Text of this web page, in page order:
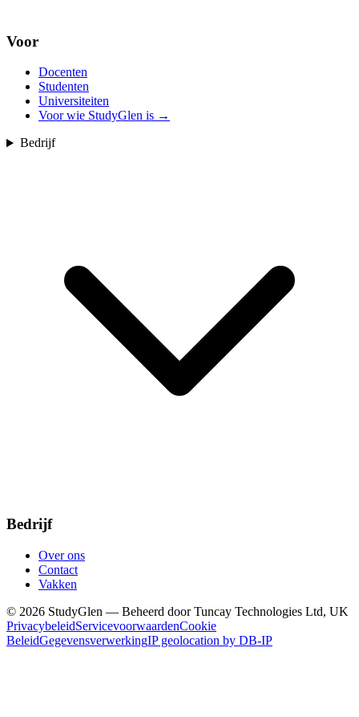
Voor
Docenten
Studenten
Universiteiten
Voor wie StudyGlen is →
Bedrijf
Bedrijf
Over ons
Contact
Vakken
© 2026 StudyGlen — Beheerd door Tuncay Technologies Ltd, UK
PrivacybeleidServicevoorwaardenCookie
BeleidGegevensverwerkingIP geolocation by DB-IP